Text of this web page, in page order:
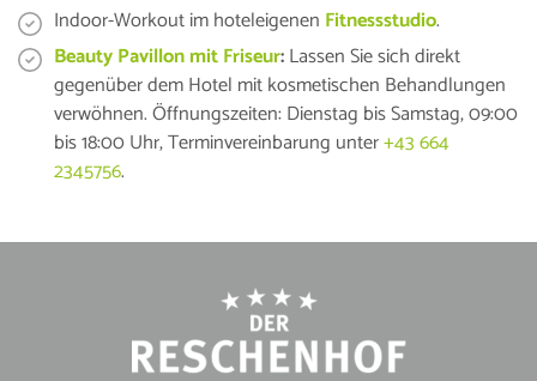
Indoor-Workout im hoteleigenen Fitnessstudio.
Beauty Pavillon mit Friseur:Lassen Sie sich direkt
gegenüber dem Hotel mit kosmetischen Behandlungen
verwöhnen. Öffnungszeiten: Dienstag bis Samstag, 09:00
bis 18:00 Uhr, Terminvereinbarung unter+43 664
2345756.